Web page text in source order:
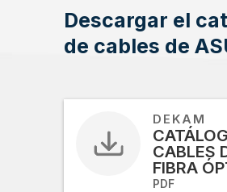
Descargar el
de cables de
DEKAM
CABLES
FIBRA
PDF